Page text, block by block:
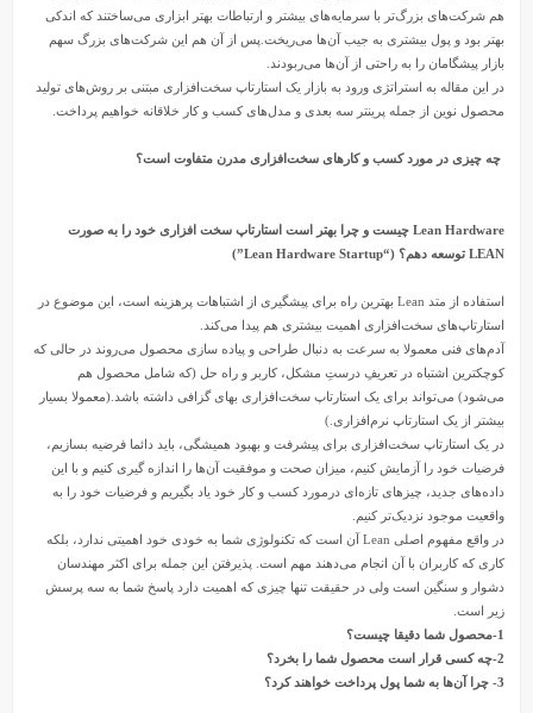
هم شرکت‌های بزرگ‌تر با سرمایه‌های بیشتر و ارتباطات بهتر ابزاری می‌ساختند که اندکی
بهتر بود و پول بیشتری به جیب آن‌ها می‌ریخت.پس از آن هم این شرکت‌های بزرگ سهم
بازار پیشگامان را به راحتی از آن‌ها می‌ربودند.
در این مقاله به استراتژی ورود به بازار یک استارتاپ سخت‌افزاری مبتنی بر روش‌های تولید
محصول نوین از جمله پرینتر سه بعدی و مدل‌های کسب و کار خلاقانه خواهیم پرداخت.
چه چیزی در مورد کسب و کارهای سخت‌افزاری مدرن متفاوت است؟
Lean Hardware چیست و چرا بهتر است استارتاپ سخت افزاری خود را به صورت
LEAN توسعه دهم؟ (“Lean Hardware Startup”)
استفاده از متد Lean بهترین راه برای پیشگیری از اشتباهات پرهزینه است، این موضوع در
استارتاپ‌های سخت‌افزاری اهمیت بیشتری هم پیدا می‌کند.
آدم‌های فنی معمولا به سرعت به دنبال طراحی و پیاده سازی محصول می‌روند در حالی که
کوچکترین اشتباه در تعریفِ درستِ مشکل، کاربر و راه حل (که شامل محصول هم
می‌شود) می‌تواند برای یک استارتاپ سخت‌افزاری بهای گزافی داشته باشد.(معمولا بسیار
بیشتر از یک استارتاپ نرم‌افزاری.)
در یک استارتاپ سخت‌افزاری برای پیشرفت و بهبود همیشگی، باید دائما فرضیه بسازیم،
فرضیات خود را آزمایش کنیم، میزان صحت و موفقیت آن‌ها را اندازه گیری کنیم و با این
داده‌های جدید، چیزهای تازه‌ای درمورد کسب و کار خود یاد بگیریم و فرضیات خود را به
واقعیت موجود نزدیک‌تر کنیم.
در واقع مفهوم اصلی Lean آن است که تکنولوژی شما به خودی خود اهمیتی ندارد، بلکه
کاری که کاربران با آن انجام می‌دهند مهم است. پذیرفتن این جمله برای اکثر مهندسان
دشوار و سنگین است ولی در حقیقت تنها چیزی که اهمیت دارد پاسخ شما به سه پرسش
زیر است.
1-محصول شما دقیقا چیست؟
2-چه کسی قرار است محصول شما را بخرد؟
3- چرا آن‌ها به شما پول پرداخت خواهند کرد؟